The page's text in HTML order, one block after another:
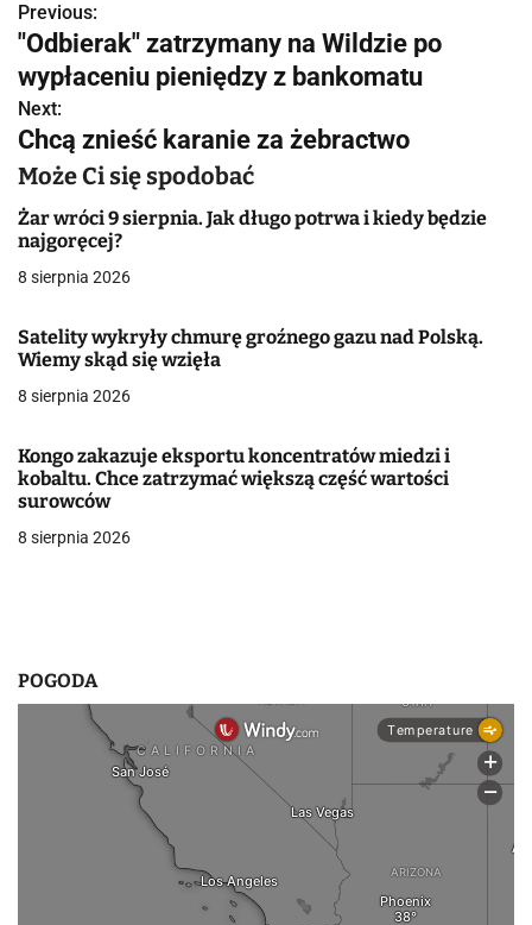
N
a
w
i
g
a
c
j
p
i
Previous:
"Odbierak" zatrzymany na Wildzie po
wypłaceniu pieniędzy z bankomatu
Next:
Chcą znieść karanie za żebractwo
Może Ci się spodobać
Żar wróci 9 sierpnia. Jak długo potrwa i kiedy będzie
najgoręcej?
8 sierpnia 2026
Satelity wykryły chmurę groźnego gazu nad Polską.
Wiemy skąd się wzięła
8 sierpnia 2026
Kongo zakazuje eksportu koncentratów miedzi i
kobaltu. Chce zatrzymać większą część wartości
surowców
8 sierpnia 2026
POGODA